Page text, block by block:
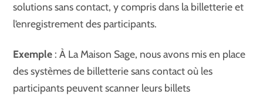
solutions sans contact, y compris dans la billetterie et
l’enregistrement des participants.
Exemple : À La Maison Sage, nous avons mis en place
des systèmes de billetterie sans contact où les
participants peuvent scanner leurs billets